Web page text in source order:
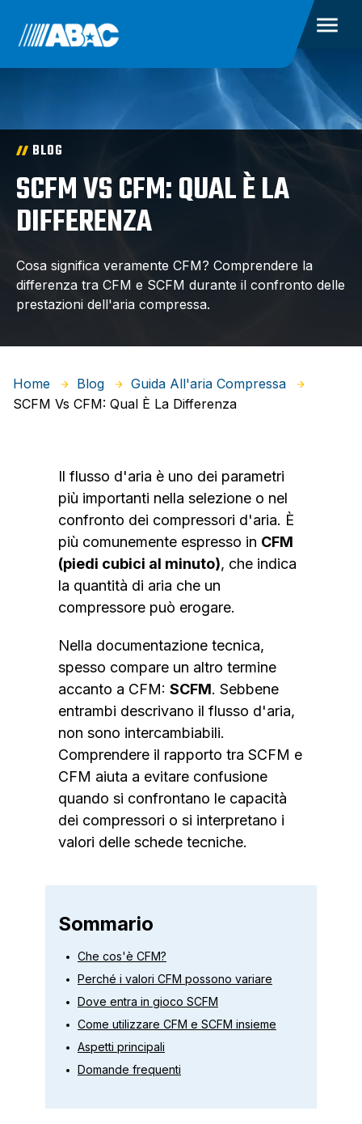
BLOG
SCFM VS CFM: QUAL È LA
DIFFERENZA
Cosa significa veramente CFM? Comprendere la
differenza tra CFM e SCFM durante il confronto delle
prestazioni dell'aria compressa.
Home Blog
Guida All'aria Compressa
SCFM Vs CFM: Qual È La Differenza
Il flusso d'aria è uno dei parametri
più importanti nella selezione o nel
confronto dei compressori d'aria. È
più comunemente espresso in CFM
(piedi cubici al minuto), che indica
la quantità di aria che un
compressore può erogare.
Nella documentazione tecnica,
spesso compare un altro termine
accanto a CFM: SCFM. Sebbene
entrambi descrivano il flusso d'aria,
non sono intercambiabili.
Comprendere il rapporto tra SCFM e
CFM aiuta a evitare confusione
quando si confrontano le capacità
dei compressori o si interpretano i
valori delle schede tecniche.
Sommario
Che cos'è CFM?
Perché i valori CFM possono variare
Dove entra in gioco SCFM
Come utilizzare CFM e SCFM insieme
Aspetti principali
Domande frequenti